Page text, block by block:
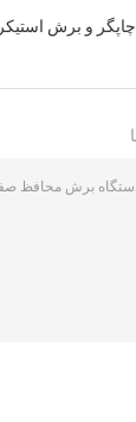
چاپگر و برش استیکر